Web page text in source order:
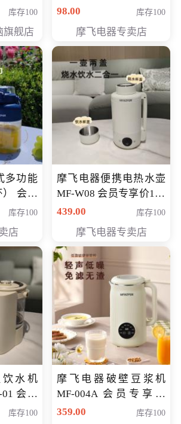
库存100
旗舰店
98.00
库存100
摩飞电器专卖店
多功能
员
库存100
店
摩飞电器便携电热水壶
MF-W08 会员专享价198
元
439.00 库存100
摩飞电器专卖店
水机
会员
库存100
摩飞电器破壁豆浆机
MF-004A 会员专享价
168元
359.00 库存100